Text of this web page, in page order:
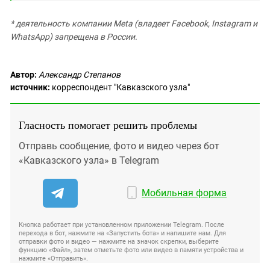
* деятельность компании Meta (владеет Facebook, Instagram и
WhatsApp) запрещена в России.
Автор: Александр Степанов
источник: корреспондент "Кавказского узла"
Гласность помогает решить проблемы
Отправь сообщение, фото и видео через бот
«Кавказского узла» в Telegram
Мобильная форма
Кнопка работает при установленном приложении Telegram. После
перехода в бот, нажмите на «Запустить бота» и напишите нам. Для
отправки фото и видео — нажмите на значок скрепки, выберите
функцию «Файл», затем отметьте фото или видео в памяти устройства и
нажмите «Отправить».